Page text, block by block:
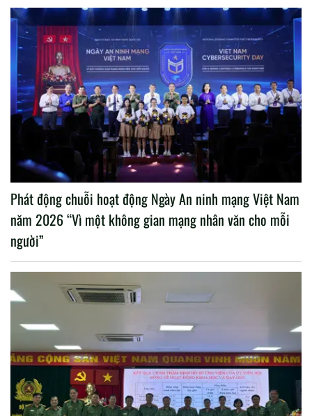
Phát động chuỗi hoạt động Ngày An ninh mạng Việt Nam
năm 2026 “Vì một không gian mạng nhân văn cho mỗi
người”